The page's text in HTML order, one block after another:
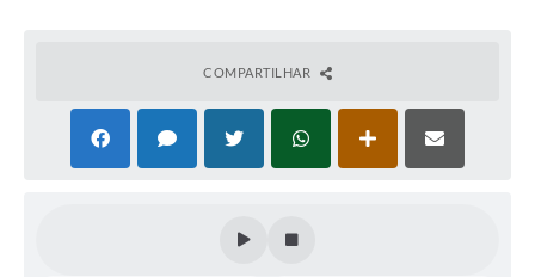
COMPARTILHAR